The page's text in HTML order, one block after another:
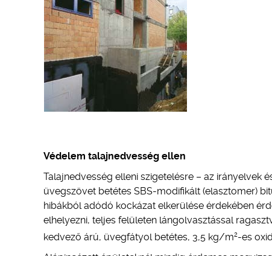
Védelem talajnedvesség ellen
Talajnedvesség elleni szigetelésre – az irányelvek
üvegszövet betétes SBS-modifikált (elasztomer)
hibákból adódó kockázat elkerülése érdekében
elhelyezni, teljes felületen lángolvasztással
kedvező árú, üvegfátyol betétes, 3,5 kg/m2-es